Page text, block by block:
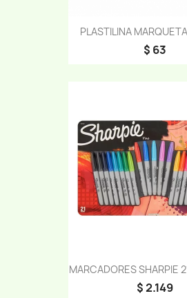
PLASTILINA
$ 63
MARCADORES SHARPIE
$ 2.149